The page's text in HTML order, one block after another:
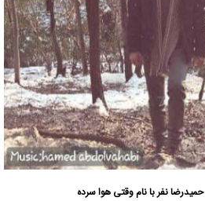
حمیدرضا نفربا نام وقتی هوا سرده